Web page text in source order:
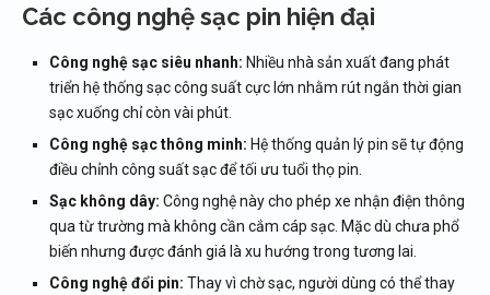
Các công nghệ sạc pin hiện đại
Công nghệ sạc siêu nhanh: Nhiều nhà sản xuất đang phát
triển hệ thống sạc công suất cực lớn nhằm rút ngắn thời gian
sạc xuống chỉ còn vài phút.
Công nghệ sạc thông minh: Hệ thống quản lý pin sẽ tự động
điều chỉnh công suất sạc để tối ưu tuổi thọ pin.
Sạc không dây: Công nghệ này cho phép xe nhận điện thông
qua từ trường mà không cần cắm cáp sạc. Mặc dù chưa phổ
biến nhưng được đánh giá là xu hướng trong tương lai.
Công nghệ đổi pin: Thay vì chờ sạc, người dùng có thể thay